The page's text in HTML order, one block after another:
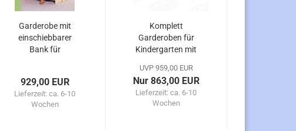
Garderobe mit
einschiebbarer
Bank für
929,00 EUR
Lieferzeit:ca. 6-10
Wochen
Komplett
Garderoben für
Kindergarten mit
Ablagereihe
UVP 959,00 EUR
Nur 863,00 EUR
Lieferzeit:ca. 6-10
Wochen